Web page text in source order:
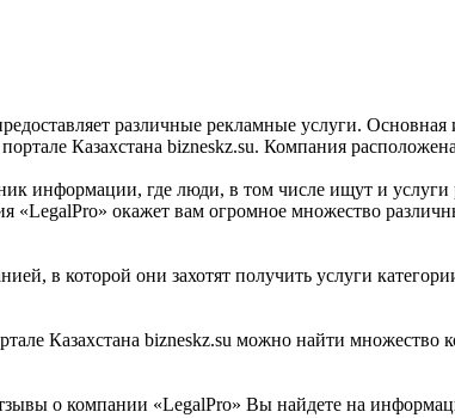
различные рекламные услуги.
Казахстана bizneskz.su. Компания
информации, где люди, в том числе ищут и
окажет вам огромное множество
в которой они захотят получить услуги
Казахстана bizneskz.su можно найти множество
о компании «LegalPro» Вы найдете на